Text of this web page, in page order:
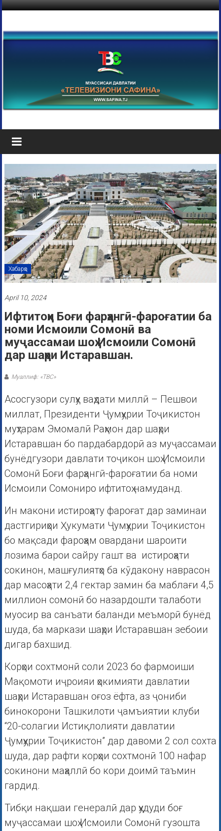
Хабарҳо
April 10, 2024
Ифтитоҳи Боғи фарҳангӣ-фароғатии ба
номи Исмоили Сомонӣ ва
муҷассамаи шоҳ Исмоили Сомонӣ
дар шаҳри Истаравшан.
Муаллиф: «ТВС»
Асосгузори сулҳу ваҳдати миллӣ – Пешвои
миллат, Президенти Ҷумҳурии Тоҷикистон
муҳтарам Эмомалӣ Раҳмон дар шаҳри
Истаравшан бо пардабардорӣ аз муҷассамаи
бунёдгузори давлати тоҷикон шоҳ Исмоили
Сомонӣ Боғи фарҳангӣ-фароғатии ба номи
Исмоили Сомониро ифтитоҳ намуданд.
Ин макони истироҳату фароғат дар заминаи
дастгириҳои Ҳукумати Ҷумҳурии Тоҷикистон
бо мақсади фароҳам овардани шароити
лозима барои сайру гашт ва истироҳати
сокинон, машғулиятҳо ба кӯдакону наврасон
дар масоҳати 2,4 гектар замин ба маблағи 4,5
миллион сомонӣ бо назардошти талаботи
муосир ва санъати баланди меъморӣ бунёд
шуда, ба маркази шаҳри Истаравшан зебоии
дигар бахшид.
Корҳои сохтмонӣ соли 2023 бо фармоиши
Мақомоти иҷроияи ҳокимияти давлатии
шаҳри Истаравшан оғоз ёфта, аз ҷониби
бинокорони Ташкилоти ҷамъиятии клуби
“20-солагии Истиқлолияти давлатии
Ҷумҳурии Тоҷикистон” дар давоми 2 сол сохта
шуда, дар рафти корҳои сохтмонӣ 100 нафар
сокинони маҳаллӣ бо кори доимӣ таъмин
гардид.
Тибқи нақшаи генералӣ дар ҳудуди боғ
муҷассамаи шоҳ Исмоили Сомонӣ гузошта